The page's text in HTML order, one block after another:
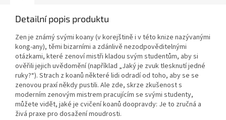
Detailní popis produktu
Zen je známý svými koany (v korejštině i v této knize nazývanými
kong-any), těmi bizarními a zdánlivě nezodpověditelnými
otázkami, které zenoví mistři kladou svým studentům, aby si
ověřili jejich uvědomění (například „Jaký je zvuk tlesknutí jedné
ruky?“). Strach z koanů některé lidi odradí od toho, aby se se
zenovou praxí někdy pustili. Ale zde, skrze zkušenost s
moderním zenovým mistrem pracujícím se svými studenty,
můžete vidět, jaké je cvičení koanů doopravdy: Je to zručná a
živá praxe pro dosažení moudrosti.